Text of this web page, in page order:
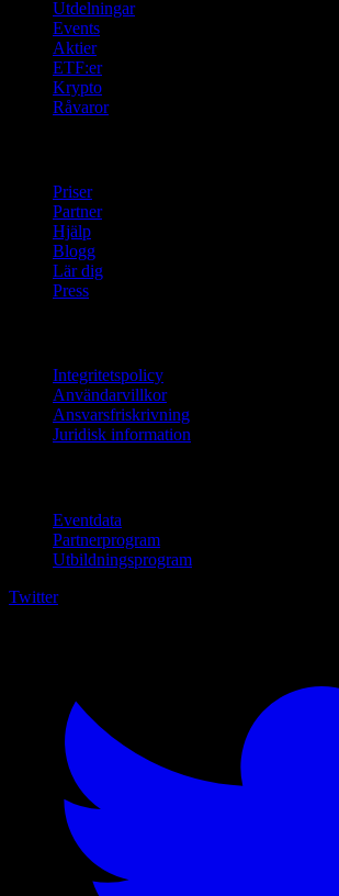
Utdelningar
Events
Aktier
ETF:er
Krypto
Råvaror
Priser
Partner
Hjälp
Blogg
Lär dig
Press
Integritetspolicy
Användarvillkor
Ansvarsfriskrivning
Juridisk information
Eventdata
Partnerprogram
Utbildningsprogram
Twitter